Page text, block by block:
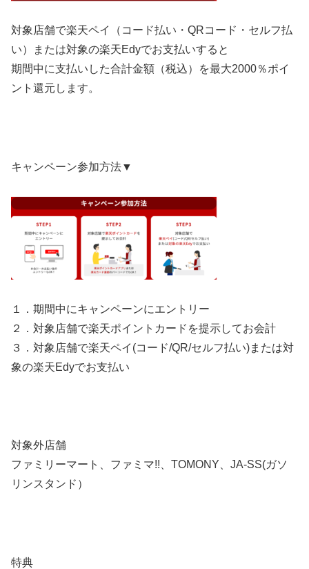
対象店舗で楽天ペイ（コード払い・QRコード・セルフ払
い）または対象の楽天Edyでお支払いすると
期間中に支払いした合計金額（税込）を最大2000％ポイ
ント還元します。
キャンペーン参加方法▼
１．期間中にキャンペーンにエントリー
２．対象店舗で楽天ポイントカード を提示してお会計
３．対象店舗で楽天ペイ (コード/QR/セルフ払い)または対
象の楽天Edyでお支払い
対象外店舗
ファミリーマート、ファミマ!!、TOMONY、JA-SS(ガソ
リンスタンド）
特典